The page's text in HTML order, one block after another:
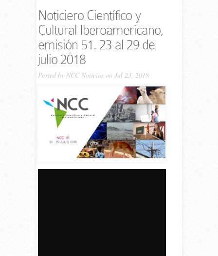
Noticiero Científico y
Cultural Iberoamericano,
emisión 51. 23 al 29 de
julio 2018
Posted by NCC Noticiason Jul 23, 2018